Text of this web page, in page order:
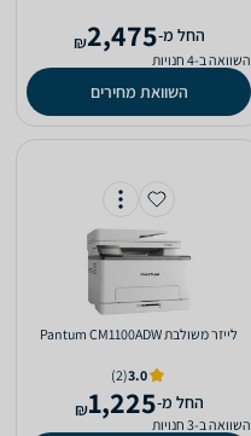
‫החל מ-2,475
₪
השוואה ב-4 חנויות
השוואת מחירים
‏לייזר ‏משולבת Pantum CM1100ADW
3.0
(2)
‫החל מ-1,225
₪
השוואה ב-3 חנויות